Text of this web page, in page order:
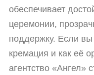
обеспечивает
церемонии,
поддержку. Если вы
кремация и как её
агентство «Ангел»